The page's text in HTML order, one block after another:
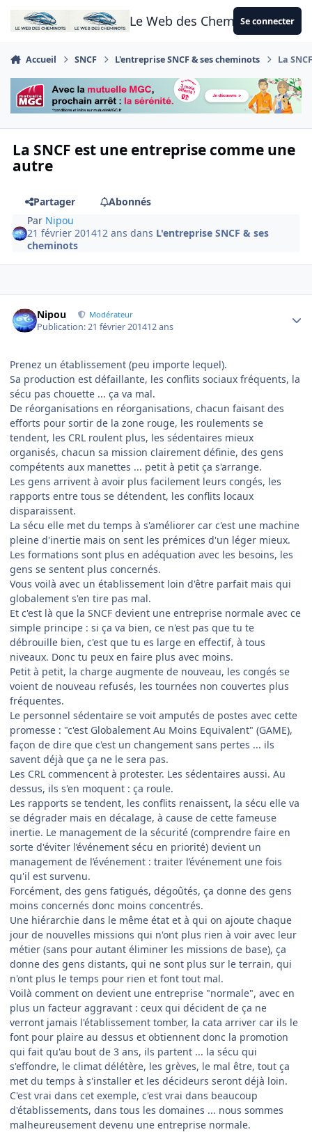
Aller au contenu
Le Web des CheminotsSe connecter
Accueil SNCF L'entreprise SNCF & ses cheminots La
La SNCF est une entreprise comme une
autre
Partager
Abonnés
Par Nipou
21 février 201412 ans dans L'entreprise SNCF & ses
cheminots
Nipou Modérateur
Publication:21 février 201412 ans
Prenez un établissement (peu importe lequel).
Sa production est défaillante, les conflits sociaux fréquents, la
sécu pas chouette ... ça va mal.
De réorganisations en réorganisations, chacun faisant des
efforts pour sortir de la zone rouge, les roulements se
tendent, les CRL roulent plus, les sédentaires mieux
organisés, chacun sa mission clairement définie, des gens
compétents aux manettes ... petit à petit ça s'arrange.
Les gens arrivent à avoir plus facilement leurs congés, les
rapports entre tous se détendent, les conflits locaux
disparaissent.
La sécu elle met du temps à s'améliorer car c'est une machine
pleine d'inertie mais on sent les prémices d'un léger mieux.
Les formations sont plus en adéquation avec les besoins, les
gens se sentent plus concernés.
Vous voilà avec un établissement loin d'être parfait mais qui
globalement s'en tire pas mal.
Et c'est là que la SNCF devient une entreprise normale avec ce
simple principe : si ça va bien, ce n'est pas que tu te
débrouille bien, c'est que tu es large en effectif, à tous
niveaux. Donc tu peux en faire plus avec moins.
Petit à petit, la charge augmente de nouveau, les congés se
voient de nouveau refusés, les tournées non couvertes plus
fréquentes.
Le personnel sédentaire se voit amputés de postes avec cette
promesse : "c'est Globalement Au Moins Equivalent" (GAME),
façon de dire que c'est un changement sans pertes ... ils
savent déjà que ça ne le sera pas.
Les CRL commencent à protester. Les sédentaires aussi. Au
dessus, ils s'en moquent : ça roule.
Les rapports se tendent, les conflits renaissent, la sécu elle va
se dégrader mais en décalage, à cause de cette fameuse
inertie. Le management de la sécurité (comprendre faire en
sorte d'éviter l’événement sécu en priorité) devient un
management de l’événement : traiter l’événement une fois
qu'il est survenu.
Forcément, des gens fatigués, dégoûtés, ça donne des gens
moins concernés donc moins concentrés.
Une hiérarchie dans le même état et à qui on ajoute chaque
jour de nouvelles missions qui n'ont plus rien à voir avec leur
métier (sans pour autant éliminer les missions de base), ça
donne des gens distants, qui ne sont plus sur le terrain, qui
n'ont plus le temps pour rien et font tout mal.
Voilà comment on devient une entreprise "normale", avec en
plus un facteur aggravant : ceux qui décident de ça ne
verront jamais l'établissement tomber, la cata arriver car ils le
font pour plaire au dessus et obtiennent donc la promotion
qui fait qu'au bout de 3 ans, ils partent ... la sécu qui
s'effondre, le climat délétère, les grèves, le mal être, tout ça
met du temps à s'installer et les décideurs seront déjà loin.
C'est vrai dans cet exemple, c'est vrai dans beaucoup
d'établissements, dans tous les domaines ... nous sommes
malheureusement devenu une entreprise normale.